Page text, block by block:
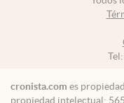
Tel:
cronista.com es
propiedad intelectual: